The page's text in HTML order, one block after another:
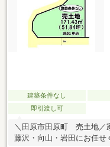
建築条件なし
即引渡し可
＼田原市田原町 売土地／
藤沢・向山・岩田にお任せ